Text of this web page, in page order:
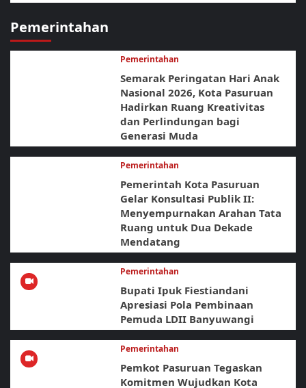
Pemerintahan
Pemerintahan
Semarak Peringatan Hari Anak
Nasional 2026, Kota Pasuruan
Hadirkan Ruang Kreativitas
dan Perlindungan bagi
Generasi Muda
Pemerintahan
Pemerintah Kota Pasuruan
Gelar Konsultasi Publik II:
Menyempurnakan Arahan Tata
Ruang untuk Dua Dekade
Mendatang
Pemerintahan
Bupati Ipuk Fiestiandani
Apresiasi Pola Pembinaan
Pemuda LDII Banyuwangi
Pemerintahan
Pemkot Pasuruan Tegaskan
Komitmen Wujudkan Kota